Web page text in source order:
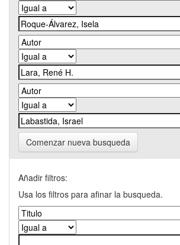
Comenzar nueva busqueda
Añadir filtros:
Usa los filtros para afinar la busqueda.